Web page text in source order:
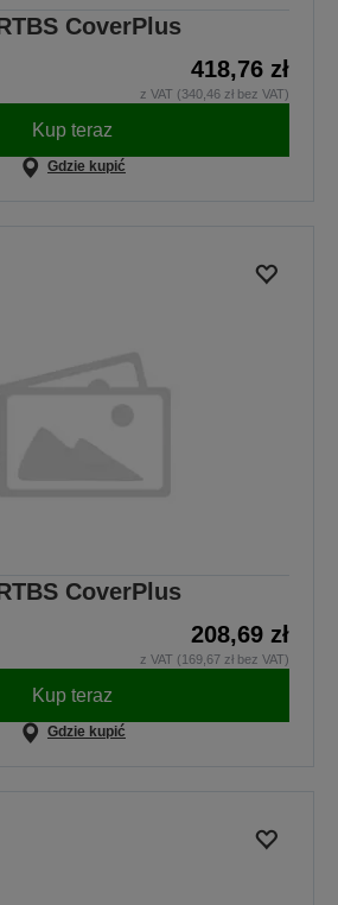
CoverPlus
418,76 zł
z VAT (340,46 zł bez VAT)
Kup teraz
Gdzie kupić
CoverPlus
208,69 zł
z VAT (169,67 zł bez VAT)
Kup teraz
Gdzie kupić